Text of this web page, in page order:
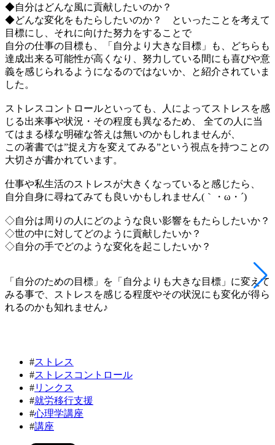
◆自分はどんな風に貢献したいのか？
◆どんな変化をもたらしたいのか？ といったことを考えて
目標にし、それに向けた努力をすることで
自分の仕事の目標も、「自分より大きな目標」も、どちらも
達成出来る可能性が高くなり、努力している間にも喜びや意
義を感じられるようになるのではないか、と紹介されていま
した。
ストレスコントロールといっても、人によってストレスを感
じる出来事や状況・その程度も異なるため、 全ての人に当
てはまる様な明確な答えは無いのかもしれませんが、
この著書では”捉え方を変えてみる”という視点を持つことの
大切さが書かれています。
仕事や私生活のストレスが大きくなっていると感じたら、
自分自身に尋ねてみても良いかもしれません(｀・ω・´)
◇自分は周りの人にどのような良い影響をもたらしたいか？
◇世の中に対してどのように貢献したいか？
◇自分の手でどのような変化を起こしたいか？
「自分のための目標」を「自分よりも大きな目標」に変えて
みる事で、ストレスを感じる程度やその状況にも変化が得ら
れるのかも知れません♪
#ストレス
#ストレスコントロール
#リンクス
#就労移行支援
#心理学講座
#講座